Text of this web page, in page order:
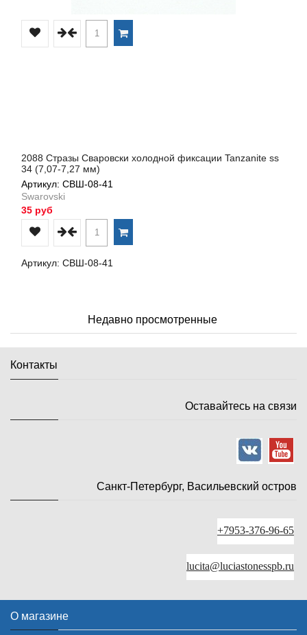
2088 Стразы Сваровски холодной фиксации Tanzanite ss
34 (7,07-7,27 мм)
Артикул: СВШ-08-41
Swarovski
35 руб
Артикул: СВШ-08-41
Недавно просмотренные
Контакты
Оставайтесь на связи
Санкт-Петербург, Васильевский остров
+7953-376-96-65
lucita@luciastonesspb.ru
О магазине